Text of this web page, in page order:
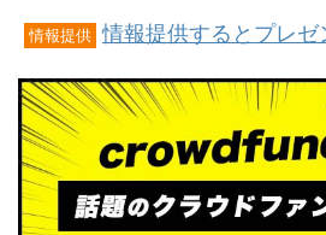
情報提供 情報提供するとプレゼ